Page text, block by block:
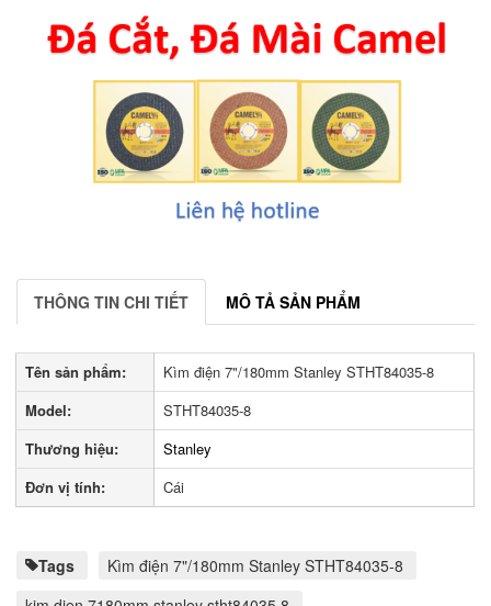
THÔNG TIN CHI TIẾT MÔ TẢ SẢN PHẨM
Tên sản phẩm:
Kìm điện 7"/180mm Stanley STHT84035-8
Model:
STHT84035-8
Thương hiệu:
Stanley
Đơn vị tính:
Cái
Tags
Kìm điện 7"/180mm Stanley STHT84035-8